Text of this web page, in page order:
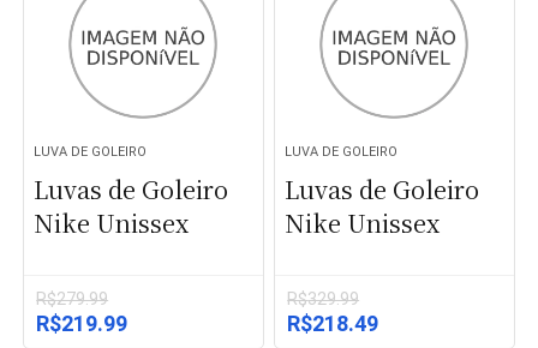
LUVA DE GOLEIRO
Luvas de Goleiro
Nike Unissex
R$279.99
O
R$219.99O
LUVA DE GOLEIRO
Luvas de Goleiro
Nike Unissex
R$329.99
O
R$218.49O